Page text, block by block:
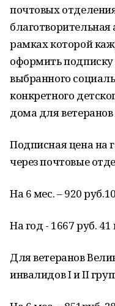
почтовых
благотворительная
рамках которой
оформить подписку
выбранного
конкретного
дома для
Подписная цена на
через почтовые
На 6 мес. – 920
На год - 1667 руб. 41
Для ветеранов
инвалидов I и II